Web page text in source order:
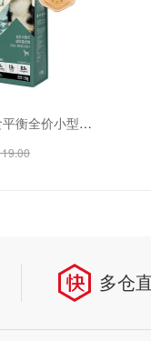
伯纳天纯膳食平衡全价小型犬成犬粮（含三文鱼配方）1.5kg
多仓